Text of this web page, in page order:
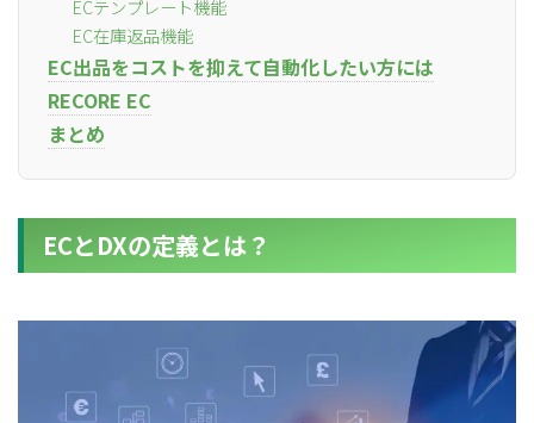
ECテンプレート機能
EC在庫返品機能
EC出品をコストを抑えて自動化したい方には
RECORE EC
まとめ
ECとDXの定義とは？